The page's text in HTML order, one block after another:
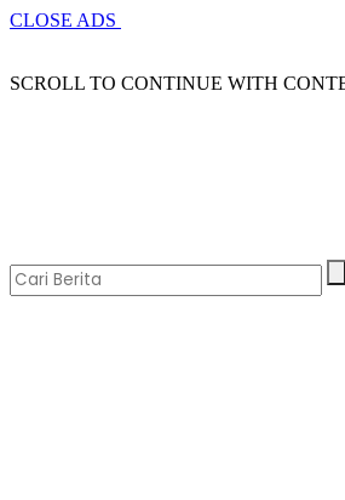
CLOSE ADS
SCROLL TO CONTINUE WITH